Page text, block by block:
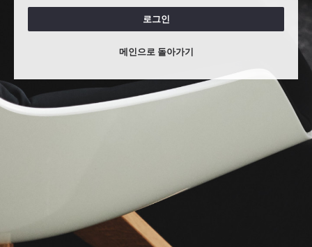
로그인
메인으로 돌아가기